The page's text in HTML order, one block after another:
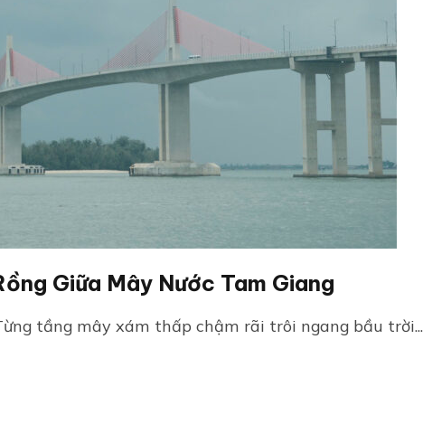
Thuận An – Bóng Rồng Giữa Mây Nước Tam Giang
tầng mây xám thấp chậm rãi trôi ngang bầu trời...